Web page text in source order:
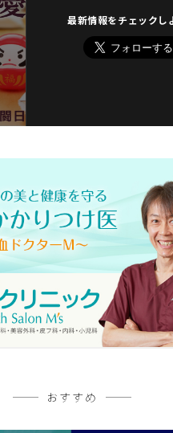
最新情報をチェックし
おすすめ